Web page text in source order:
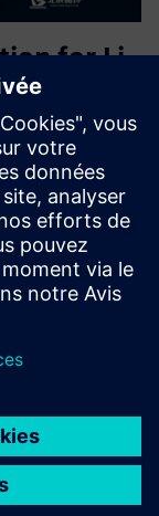
for Li-
d'obtenir des
des
en cas
collaboration